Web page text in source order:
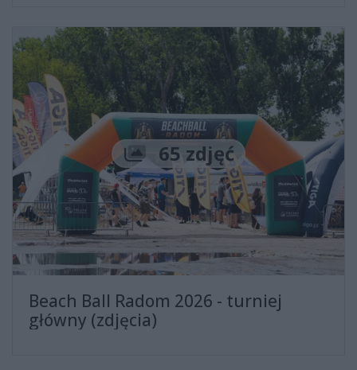
Liczba zdjęć
65 zdjęć
Beach Ball Radom 2026 - turniej
główny (zdjęcia)